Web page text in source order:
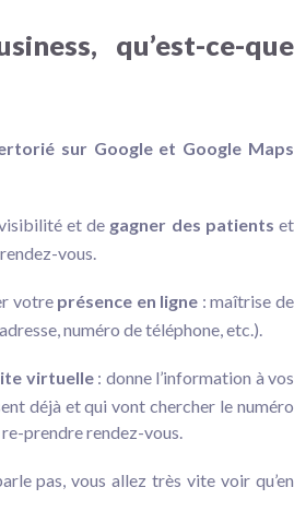
qu’est-ce-que
sur Google et Google Maps
et de gagner des patients et
vous.
votre présence en ligne : maîtrise de
numéro de téléphone, etc.).
virtuelle: donne l’information à vos
déjà et qui vont chercher le numéro
prendre rendez-vous.
pas, vous allez très vite voir qu’en